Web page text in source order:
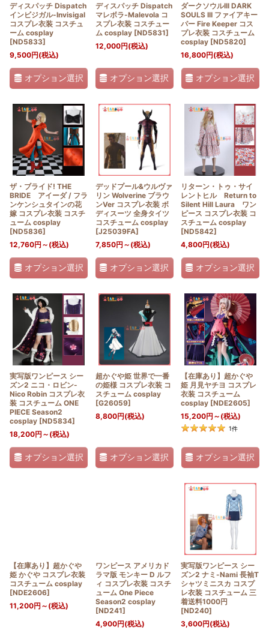
ディスパッチ Dispatch
インビジガル-Invisigal
コスプレ衣装 コスチュ
ーム cosplay
[ND5833]
9,500円(税込)
オプション選択
ディスパッチ Dispatch
マレボラ-Malevola コ
スプレ衣装 コスチュー
ム cosplay [ND5831]
12,000円(税込)
オプション選択
ダークソウルIII DARK
SOULS III ファイアキー
パー Fire Keeper コス
プレ衣装 コスチューム
cosplay [ND5820]
16,800円(税込)
オプション選択
ザ・ブライド! THE
BRIDE アイーダ / フラ
ンケンシュタインの花
嫁 コスプレ衣装 コスチ
ューム cosplay
[ND5836]
12,760円 ～ (税込)
オプション選択
デッドプール&ウルヴァ
リン Wolverine ブラウ
ンVer コスプレ衣装 ボ
ディスーツ 全身タイツ
コスチューム cosplay
[J25039FA]
7,850円 ～ (税込)
オプション選択
リターン・トゥ・サイ
レントヒル Return to
Silent Hill Laura ワン
ピース コスプレ衣装 コ
スチューム cosplay
[ND5842]
4,800円(税込)
オプション選択
実写版ワンピース シー
ズン2 ニコ・ロビン-
Nico Robin コスプレ衣
装 コスチューム ONE
PIECE Season2
cosplay [ND5834]
18,200円 ～ (税込)
オプション選択
超かぐや姫 世界で一番
の姫様 コスプレ衣装 コ
スチューム cosplay
[G26059]
8,800円(税込)
オプション選択
【在庫あり】超かぐや
姫 月見ヤチヨ コスプレ
衣装 コスチューム
cosplay [NDE2605]
15,200円 ～ (税込)
1件
オプション選択
【在庫あり】超かぐや
姫 かぐや コスプレ衣装
コスチューム cosplay
[NDE2606]
11,200円 ～ (税込)
ワンピース アメリカド
ラマ版 モンキー D ルフ
ィ コスプレ衣装 コスチ
ューム One Piece
Season2 cosplay
[ND241]
4,900円(税込)
実写版ワンピース シー
ズン2 ナミ-Nami 長袖T
シャツミニスカ コスプ
レ衣装 コスチューム 三
着送料1000円
[ND240]
3,600円(税込)